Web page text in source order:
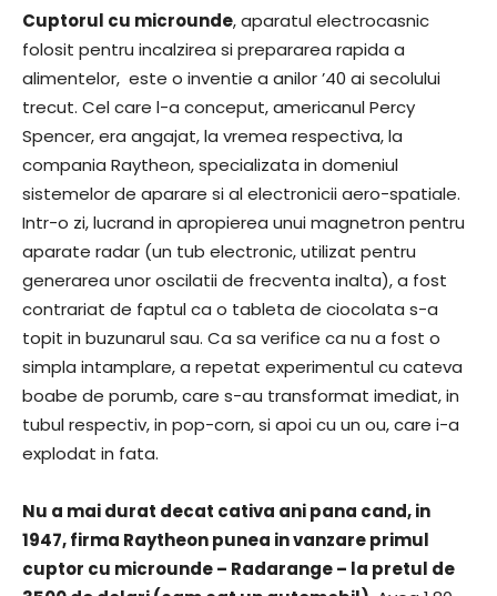
Cuptorul cu microunde, aparatul electrocasnic
folosit pentru incalzirea si prepararea rapida a
alimentelor, este o inventie a anilor ’40 ai secolului
trecut. Cel care l-a conceput, americanul Percy
Spencer, era angajat, la vremea respectiva, la
compania Raytheon, specializata in domeniul
sistemelor de aparare si al electronicii aero-spatiale.
Intr-o zi, lucrand in apropierea unui magnetron pentru
aparate radar (un tub electronic, utilizat pentru
generarea unor oscilatii de frecventa inalta), a fost
contrariat de faptul ca o tableta de ciocolata s-a
topit in buzunarul sau. Ca sa verifice ca nu a fost o
simpla intamplare, a repetat experimentul cu cateva
boabe de porumb, care s-au transformat imediat, in
tubul respectiv, in pop-corn, si apoi cu un ou, care i-a
explodat in fata.
Nu a mai durat decat cativa ani pana cand, in
1947, firma Raytheon punea in vanzare primul
cuptor cu microunde – Radarange – la pretul de